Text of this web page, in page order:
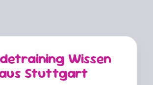
Wissen
Stuttgart